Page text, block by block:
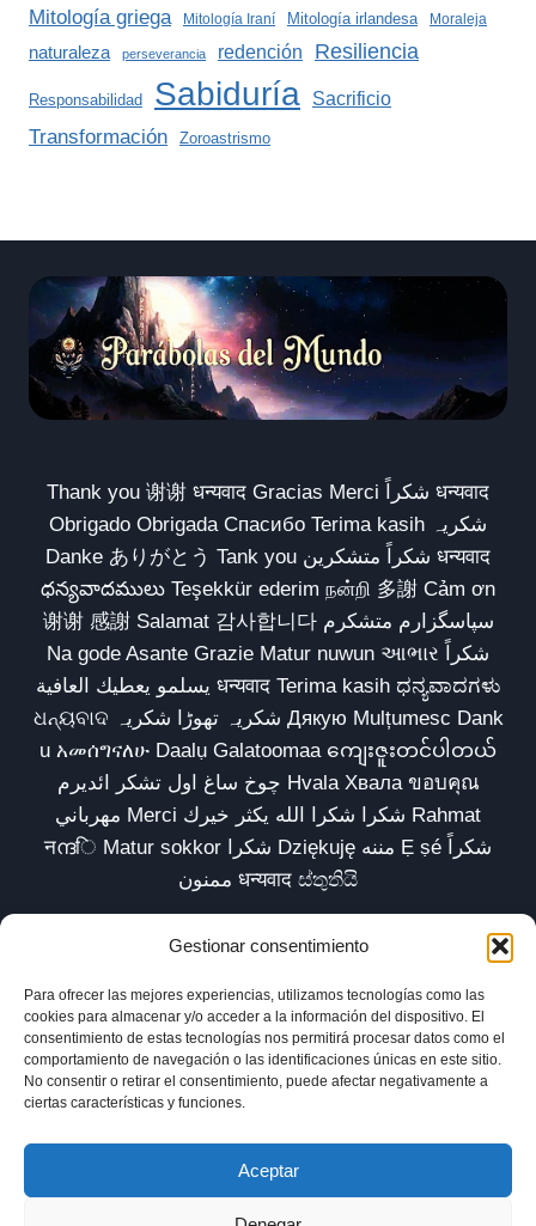
Gestionar consentimiento
Para ofrecer las mejores experiencias, utilizamos tecnologías como las
cookies para almacenar y/o acceder a la información del dispositivo. El
consentimiento de estas tecnologías nos permitirá procesar datos como el
comportamiento de navegación o las identificaciones únicas en este sitio.
No consentir o retirar el consentimiento, puede afectar negativamente a
ciertas características y funciones.
Aceptar
Mitología griega Mitología Iraní Mitología irlandesa Moraleja
naturaleza perseverancia redención Resiliencia
Responsabilidad Sabiduría Sacrificio
Transformación Zoroastrismo
Thank you 谢谢 धन्यवाद Gracias Merci شكراً धन्यवाद
Obrigado Obrigada Спасибо Terima kasih شکریہ
Danke ありがとう Tank you شكراً متشكرين धन्यवाद
ధన్యవాదములు Teşekkür ederim நன்றி 多謝 Cảm ơn
谢谢 感謝 Salamat 감사합니다 سپاسگزارم متشکرم
Na gode Asante Grazie Matur nuwun આભાર شكراً
يسلمو يعطيك العافية धन्यवाद Terima kasih ಧನ್ಯವಾದಗಳು
ଧନ୍ୟବାଦ شکریہ تھوڑا شکریہ Дякую Mulțumesc Dank
u አመሰግናለሁ Daalụ Galatoomaa ကျေးဇူးတင်ပါတယ်
چوخ ساغ اول تشکر ائدیرم Hvala Хвала ขอบคุณ
مهرباني Merci شكرا شكرا الله يكثر خيرك Rahmat
नന്ദि Matur sokkor شكرا Dziękuję مننه Ẹ ṣé شكراً
ممنون धन्यवाद ස්තුතියි
Inicio Biblioteca Parábolas TV
Comunidad
Esencia
Blog
Política de privacidad
Aviso legal
Política de cookies (UE)